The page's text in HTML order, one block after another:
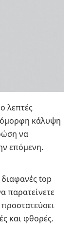
λεπτές
κάλυψη
να
επόμενη.
top
παρατείνετε
και φθορές.